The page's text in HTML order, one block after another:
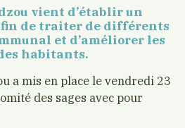
vient d’établir un
de traiter de différents
et d’améliorer les
habitants.
a mis en place le vendredi 23
des sages avec pour